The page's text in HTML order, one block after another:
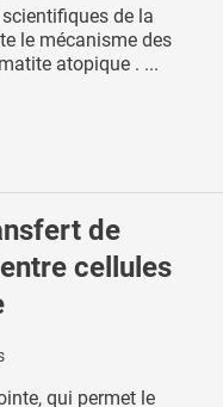
de la
le mécanisme des
atopique . ...
de
cellules
qui permet le